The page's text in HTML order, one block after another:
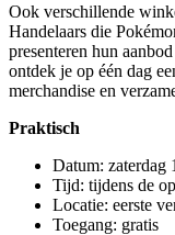
Ook verschillende
Handelaars die
presenteren hun
ontdek je op één dag
merchandise en
Praktisch
Datum: zaterdag
Tijd: tijdens de
Locatie: eerste
Toegang: gratis